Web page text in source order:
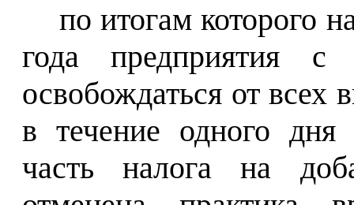
по итогам которого
года предприятия с
освобождаться от всех
в течение одного дня
часть налога на